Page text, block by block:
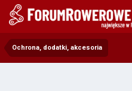
Ochrona, dodatki, akcesoria